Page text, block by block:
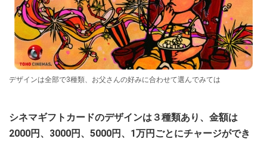
デザインは全部で3種類、お父さんの好みに合わせて選んでみては
シネマギフトカードのデザインは３種類あり、金額は
2000円、3000円、5000円、1万円ごとにチャージができ